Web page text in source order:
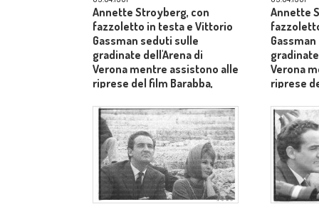
Annette Stroyberg, con
fazzoletto in testa e Vittorio
Gassman seduti sulle
gradinate dell'Arena di
Verona mentre assistono alle
riprese del film Barabba,
Laurentiis - medio primo
piano
Annette
Verona
riprese